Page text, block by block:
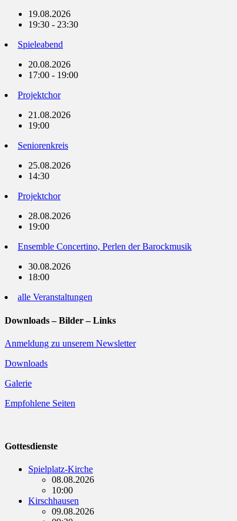
19.08.2026
19:30 - 23:30
Spieleabend
20.08.2026
17:00 - 19:00
Projektchor
21.08.2026
19:00
Seniorenkreis
25.08.2026
14:30
Projektchor
28.08.2026
19:00
Ensemble Concertino, Perlen der Barockmusik
30.08.2026
18:00
alle Veranstaltungen
Downloads – Bilder – Links
Anmeldung zu unserem Newsletter
Downloads
Galerie
Empfohlene Seiten
Gottesdienste
Spielplatz-Kirche
08.08.2026
10:00
Kirschhausen
09.08.2026